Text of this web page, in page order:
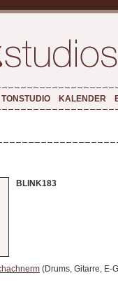
TONSTUDIO KALENDER
BLINK183
(Drums, Gitarre, E-